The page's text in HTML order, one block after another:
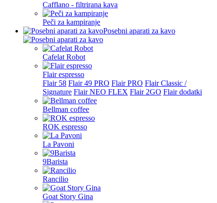
Cafflano - filtrirana kava
Peči za kampiranje
Posebni aparati za kavo
Cafelat Robot
Flair espresso
Flair 58 Flair 49 PRO Flair PRO Flair Classic /
Signature Flair NEO FLEX Flair 2GO Flair dodatki
Bellman coffee
ROK espresso
La Pavoni
9Barista
Rancilio
Goat Story Gina